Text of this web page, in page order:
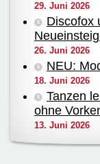
29. Juni 2026
Discofox
26. Juni 2026
NEU:
18. Juni 2026
Tanzen
ohne
13. Juni 2026